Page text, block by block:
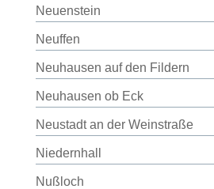
Neuenstein
Neuffen
Neuhausen auf den Fildern
Neuhausen ob Eck
Neustadt an der Weinstraße
Niedernhall
Nußloch